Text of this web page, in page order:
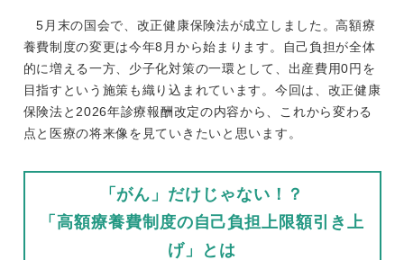
5月末の国会で、改正健康保険法が成立しました。高額療
養費制度の変更は今年8月から始まります。自己負担が全体
的に増える一方、少子化対策の一環として、出産費用0円を
目指すという施策も織り込まれています。今回は、改正健康
保険法と2026年診療報酬改定の内容から、これから変わる
点と医療の将来像を見ていきたいと思います。
「がん」だけじゃない！？
「高額療養費制度の自己負担上限額引き上
げ」とは